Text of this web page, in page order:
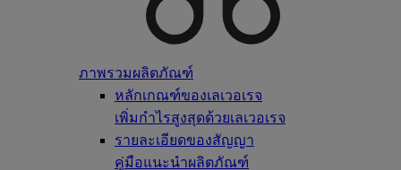
ภาพรวมผลิตภัณฑ์
หลักเกณฑ์ของเลเวอเรจ
เพิ่มกำไรสูงสุดด้วยเลเวอเรจ
รายละเอียดของสัญญา
คู่มือแนะนำผลิตภัณฑ์